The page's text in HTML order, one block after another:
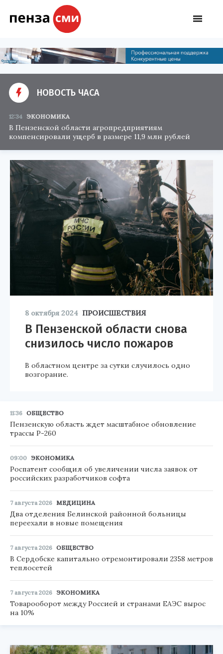
НОВОСТЬ ЧАСА
12:34 ЭКОНОМИКА
В Пензенской области агропредприятиям
компенсировали ущерб в размере 11,9 млн рублей
8 октября 2024 ПРОИСШЕСТВИЯ
В Пензенской области снова
снизилось число пожаров
В областном центре за сутки случилось одно
возгорание.
11:36 ОБЩЕСТВО
Пензенскую область ждет масштабное обновление
трассы Р-260
09:00 ЭКОНОМИКА
Роспатент сообщил об увеличении числа заявок от
российских разработчиков софта
7 августа 2026 МЕДИЦИНА
Два отделения Белинской районной больницы
переехали в новые помещения
7 августа 2026 ОБЩЕСТВО
В Сердобске капитально отремонтировали 2358 метров
теплосетей
7 августа 2026 ЭКОНОМИКА
Товарооборот между Россией и странами ЕАЭС вырос
на 10%